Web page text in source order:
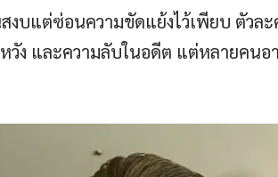
งบแต่ซ่อนความขัดแย้งไว้เพียบ ตัวล
ง และความลับในอดีต แต่หลายคนอ